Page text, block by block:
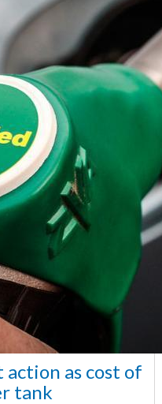
as cost of
tank